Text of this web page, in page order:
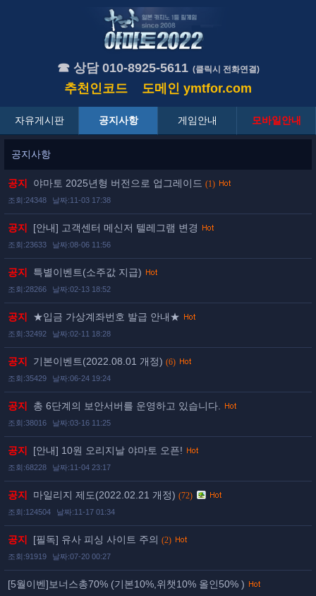
☎ 상담 010-8925-5611 (클릭시 전화연결)
추천인코드 도메인 ymtfor.com
자유게시판 공지사항 게임안내 모바일안내
공지사항
공지 야마토 2025년형 버전으로 업그레이드 (1)
조회:24348 날짜:11-03 17:38
공지 [안내] 고객센터 메신저 텔레그램 변경
조회:23633 날짜:08-06 11:56
공지 특별이벤트(소주값 지급)
조회:28266 날짜:02-13 18:52
공지 ★입금 가상계좌번호 발급 안내★
조회:32492 날짜:02-11 18:28
공지 기본이벤트(2022.08.01 개정) (6)
조회:35429 날짜:06-24 19:24
공지 총 6단계의 보안서버를 운영하고 있습니다.
조회:38016 날짜:03-16 11:25
공지 [안내] 10원 오리지날 야마토 오픈!
조회:68228 날짜:11-04 23:17
공지 마일리지 제도(2022.02.21 개정) (72)
조회:124504 날짜:11-17 01:34
공지 [필독] 유사 피싱 사이트 주의 (2)
조회:91919 날짜:07-20 00:27
[5월이벤]보너스총70% (기본10%,위챗10% 올인50% )